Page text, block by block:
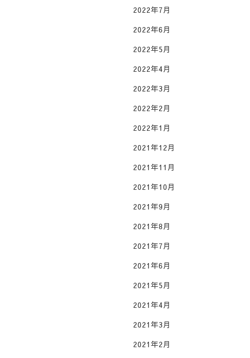
2022年7月
2022年6月
2022年5月
2022年4月
2022年3月
2022年2月
2022年1月
2021年12月
2021年11月
2021年10月
2021年9月
2021年8月
2021年7月
2021年6月
2021年5月
2021年4月
2021年3月
2021年2月